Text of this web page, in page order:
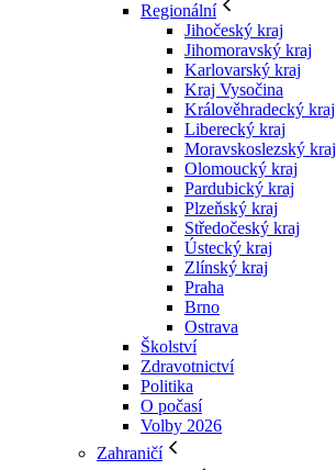
Regionální
Jihočeský kraj
Jihomoravský kraj
Karlovarský kraj
Kraj Vysočina
Králověhradecký kraj
Liberecký kraj
Moravskoslezský kraj
Olomoucký kraj
Pardubický kraj
Plzeňský kraj
Středočeský kraj
Ústecký kraj
Zlínský kraj
Praha
Brno
Ostrava
Školství
Zdravotnictví
Politika
O počasí
Volby 2026
Zahraničí